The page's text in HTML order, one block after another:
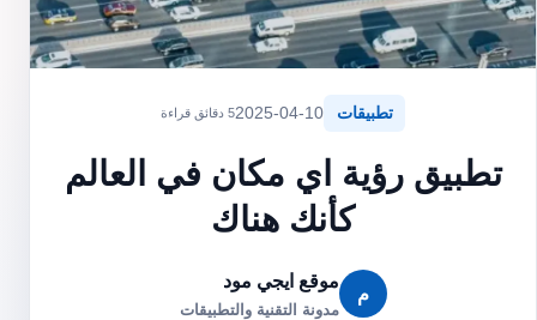
تطبيقات 2025-04-105 دقائق قراءة
تطبيق رؤية اي مكان في العالم
كأنك هناك
م
موقع ايجي مود
مدونة التقنية والتطبيقات